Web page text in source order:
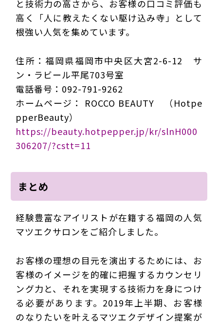
と技術力の高さから、お客様の口コミ評価も
高く「人に教えたくない駆け込み寺」として
根強い人気を集めています。
住所：福岡県福岡市中央区大宮2-6-12 サ
ン・ラビール平尾703号室
電話番号：092-791-9262
ホームページ： ROCCO BEAUTY （Hotpe
pperBeauty）
https://beauty.hotpepper.jp/kr/slnH000
306207/?cstt=11
まとめ
経験豊富なアイリストが在籍する福岡の人気
マツエクサロンをご紹介しました。
お客様の理想の目元を演出するためには、お
客様のイメージを的確に把握するカウンセリ
ング力と、それを実現する技術力を身につけ
る必要があります。2019年上半期、お客様
のなりたいを叶えるマツエクデザイン提案が